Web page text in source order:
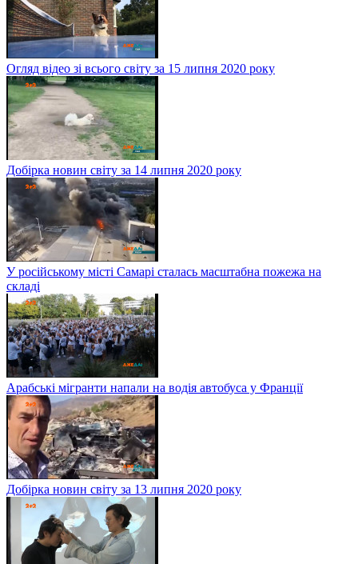
Огляд відео зі всього світу за 15 липня 2020 року
Добірка новин світу за 14 липня 2020 року
У російському місті Самарі сталась масштабна пожежа на
складі
Арабські мігранти напали на водія автобуса у Франції
Добірка новин світу за 13 липня 2020 року